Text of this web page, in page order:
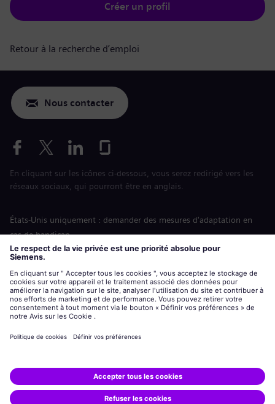
Créer un profil
Retour à la recherche d’emploi
Nous contacter
En cliquant sur les icônes ci-dessous, vous serez redirigé vers les
réseaux sociaux, qui pourront être en anglais.
États-Unis uniquement : demander des mesures d'adaptation en
cas de handicap
Labor Condition Application (Formulaire sur les conditions
siemens-energy.comSite Internet international
Informations sur l’entreprise
Avis de confidentialité
Siemens Energy est une marque déposée de Siemens AG.